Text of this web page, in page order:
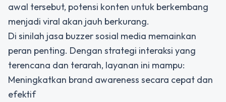
awal tersebut, potensi konten untuk berkembang
menjadi viral akan jauh berkurang.
Di sinilah jasa buzzer sosial media memainkan
peran penting. Dengan strategi interaksi yang
terencana dan terarah, layanan ini mampu:
Meningkatkan brand awareness secara cepat dan
efektif